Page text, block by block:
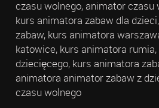
czasu wolnego, animator czasu
kurs animatora zabaw dla
zabaw, kurs animatora
katowice, kurs animatora
dziecięcego, kurs animatora
animatora animator zabaw z
czasu wolnego